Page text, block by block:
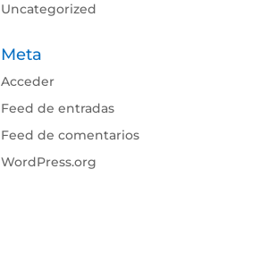
Uncategorized
Meta
Acceder
Feed de entradas
Feed de comentarios
WordPress.org